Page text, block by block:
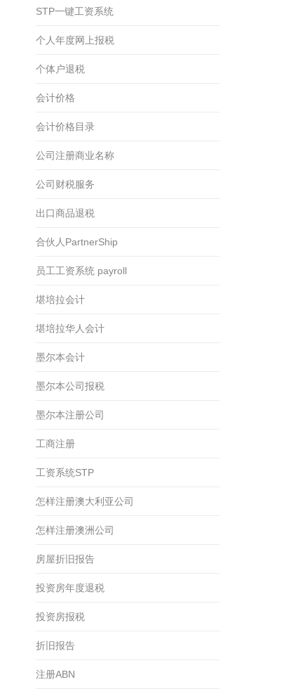
STP一键工资系统
个人年度网上报税
个体户退税
会计价格
会计价格目录
公司注册商业名称
公司财税服务
出口商品退税
合伙人PartnerShip
员工工资系统 payroll
堪培拉会计
堪培拉华人会计
墨尔本会计
墨尔本公司报税
墨尔本注册公司
工商注册
工资系统STP
怎样注册澳大利亚公司
怎样注册澳洲公司
房屋折旧报告
投资房年度退税
投资房报税
折旧报告
注册ABN